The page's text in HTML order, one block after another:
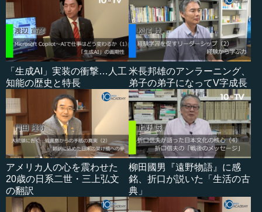
「生成AI」実装の衝撃…人工
知能の歴史と特長
米長邦雄のアンラーニング、
弟子の弟子になってV字成長
アメリカ人の心を震わせた
20歳の日系二世・三上弘文
の翻訳
柳田國男『遠野物語』に感
銘、折口が説いた「生活の古
典」